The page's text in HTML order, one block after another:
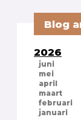
Blog
2026
juni
mei
april
maart
februari
januari